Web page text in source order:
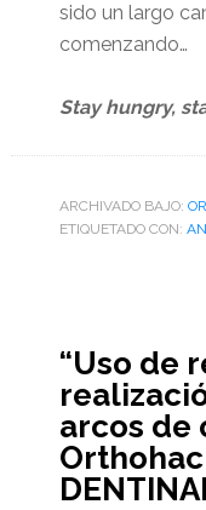
sido un largo
comenzando…
Stay hungry,
ARCHIVADO BAJO:
ETIQUETADO CON:
“Uso de
arcos de